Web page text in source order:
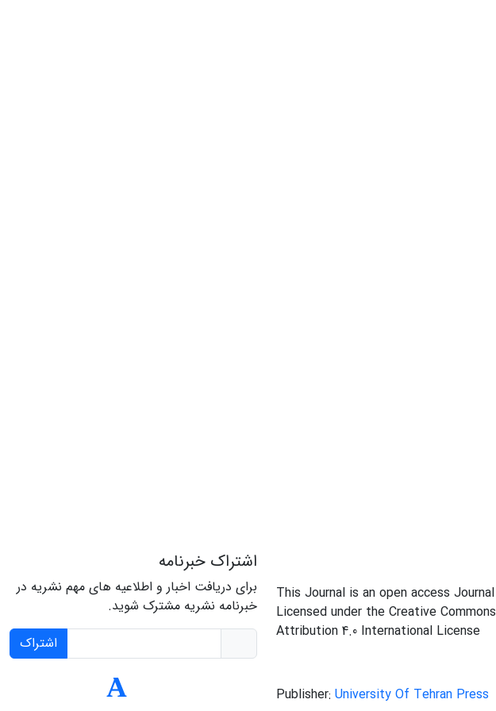
This Journal is an open access Journal
Licensed under the Creative Commons
Attribution 4.0 International License
Publisher: University Of Tehran Press
اشتراک خبرنامه
برای دریافت اخبار و اطلاعیه های مهم نشریه در
خبرنامه نشریه مشترک شوید.
اشتراک